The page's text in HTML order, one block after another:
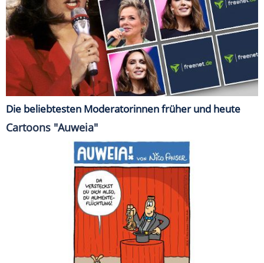
Die beliebtesten Moderatorinnen früher und heute
Cartoons "Auweia"